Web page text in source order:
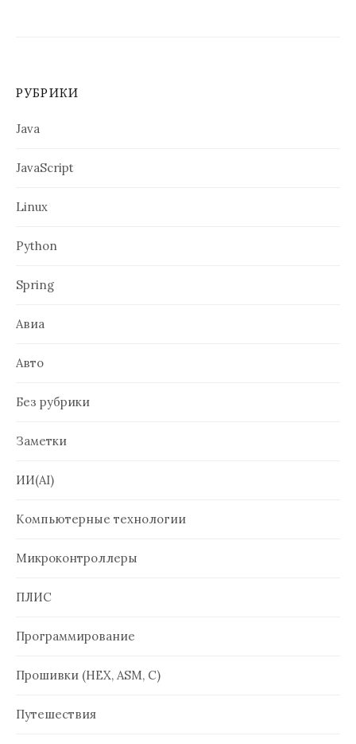
РУБРИКИ
Java
JavaScript
Linux
Python
Spring
Авиа
Авто
Без рубрики
Заметки
ИИ(AI)
Компьютерные технологии
Микроконтроллеры
ПЛИС
Программирование
Прошивки (HEX, ASM, C)
Путешествия